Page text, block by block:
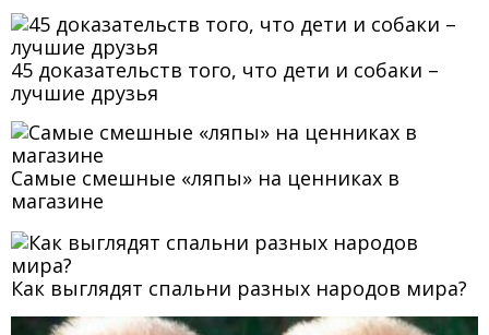
45 доказательств того, что дети и собаки –
лучшие друзья
Самые смешные «ляпы» на ценниках в
магазине
Как выглядят спальни разных народов мира?